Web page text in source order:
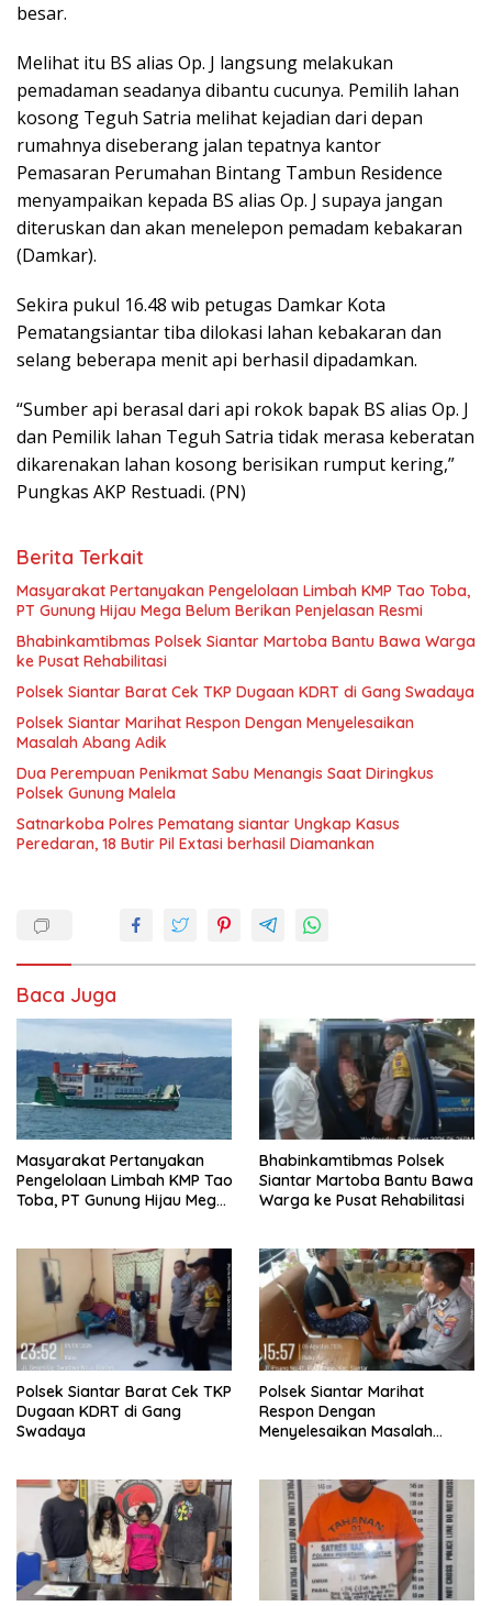
besar.
Melihat itu BS alias Op. J langsung melakukan
pemadaman seadanya dibantu cucunya. Pemilih lahan
kosong Teguh Satria melihat kejadian dari depan
rumahnya diseberang jalan tepatnya kantor
Pemasaran Perumahan Bintang Tambun Residence
menyampaikan kepada BS alias Op. J supaya jangan
diteruskan dan akan menelepon pemadam kebakaran
(Damkar).
Sekira pukul 16.48 wib petugas Damkar Kota
Pematangsiantar tiba dilokasi lahan kebakaran dan
selang beberapa menit api berhasil dipadamkan.
“Sumber api berasal dari api rokok bapak BS alias Op. J
dan Pemilik lahan Teguh Satria tidak merasa keberatan
dikarenakan lahan kosong berisikan rumput kering,”
Pungkas AKP Restuadi. (PN)
Berita Terkait
Masyarakat Pertanyakan Pengelolaan Limbah KMP Tao Toba,
PT Gunung Hijau Mega Belum Berikan Penjelasan Resmi
Bhabinkamtibmas Polsek Siantar Martoba Bantu Bawa Warga
ke Pusat Rehabilitasi
Polsek Siantar Barat Cek TKP Dugaan KDRT di Gang Swadaya
Polsek Siantar Marihat Respon Dengan Menyelesaikan
Masalah Abang Adik
Dua Perempuan Penikmat Sabu Menangis Saat Diringkus
Polsek Gunung Malela
Satnarkoba Polres Pematang siantar Ungkap Kasus
Peredaran, 18 Butir Pil Extasi berhasil Diamankan
Baca Juga
Masyarakat Pertanyakan
Pengelolaan Limbah KMP Tao
Toba, PT Gunung Hijau Mega
Bhabinkamtibmas Polsek
Siantar Martoba Bantu Bawa
Warga ke Pusat Rehabilitasi
Polsek Siantar Barat Cek TKP
Dugaan KDRT di Gang
Swadaya
Polsek Siantar Marihat
Respon Dengan
Menyelesaikan Masalah